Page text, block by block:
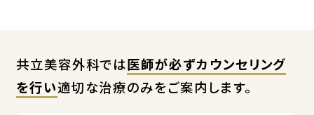
共立美容外科では医師が必ずカウンセリング
を行い適切な治療のみをご案内します。